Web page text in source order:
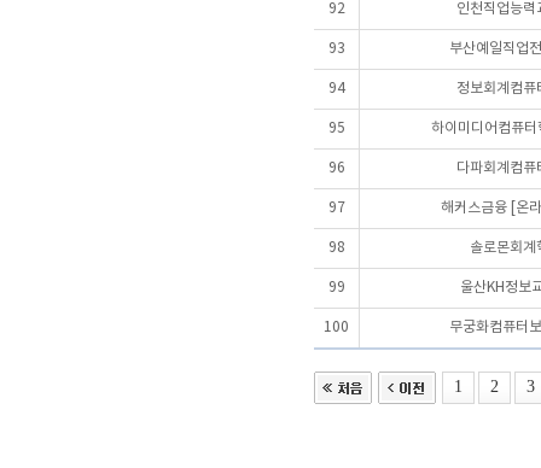
92 인천직업능력
93 부산예일직업
94 정보회계컴퓨
95 하이미디어컴퓨
96 다파회계컴퓨
97 해커스금융 [온
98 솔로몬회계
99 울산KH정보
100 무궁화컴퓨터
1 2 3